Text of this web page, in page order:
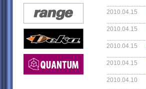
2010.04.15
2010.04.15
2010.04.15
2010.04.15
2010.04.10